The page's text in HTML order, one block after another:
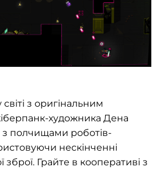
з оригінальним
художника Дена
з полчищами роботів-
нескінченні
зброї. Грайте в кооперативі з